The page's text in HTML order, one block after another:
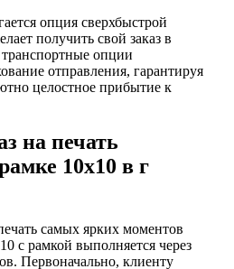
опция сверхбыстрой
получить свой заказ в
опции
отправления, гарантируя
целостное прибытие к
на печать
10х10 в г
самых ярких моментов
с рамкой выполняется через
Первоначально, клиенту